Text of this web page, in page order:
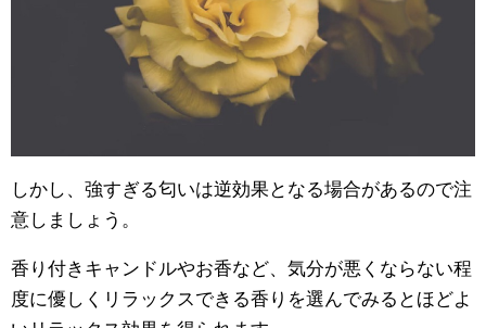
しかし、強すぎる匂いは逆効果となる場合があるので注
意しましょう。
香り付きキャンドルやお香など、気分が悪くならない程
度に優しくリラックスできる香りを選んでみるとほどよ